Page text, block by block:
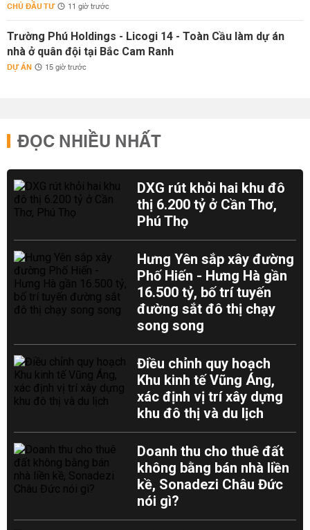
CHỦ ĐẦU TƯ 11 giờ trước
Trường Phú Holdings - Licogi 14 - Toàn Cầu làm dự án
nhà ở quân đội tại Bắc Cam Ranh
DỰ ÁN 15 giờ trước
ĐỌC NHIỀU NHẤT
DXG rút khỏi hai khu đô
thị 6.200 tỷ ở Cần Thơ,
Phú Thọ
Hưng Yên sắp xây đường
Phố Hiến - Hưng Hà gần
16.500 tỷ, bố trí tuyến
đường sắt đô thị chạy
song song
Điều chỉnh quy hoạch
Khu kinh tế Vũng Áng,
xác định vị trí xây dựng
khu đô thị và du lịch
Doanh thu cho thuê đất
không bằng bán nhà liền
kề, Sonadezi Châu Đức
nói gì?